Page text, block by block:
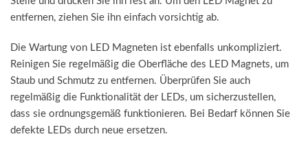
entfernen, ziehen Sie ihn einfach vorsichtig ab.
Die Wartung von LED Magneten ist ebenfalls unkompliziert.
Reinigen Sie regelmäßig die Oberfläche des LED Magnets, um
Staub und Schmutz zu entfernen. Überprüfen Sie auch
regelmäßig die Funktionalität der LEDs, um sicherzustellen,
dass sie ordnungsgemäß funktionieren. Bei Bedarf können Sie
defekte LEDs durch neue ersetzen.